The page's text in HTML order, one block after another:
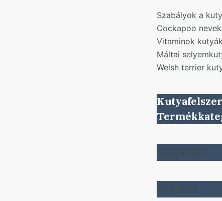
Szabályok a
Cockapoo nevek
Vitaminok
Máltai
Welsh terrier
Kutyahám
Nyakörv